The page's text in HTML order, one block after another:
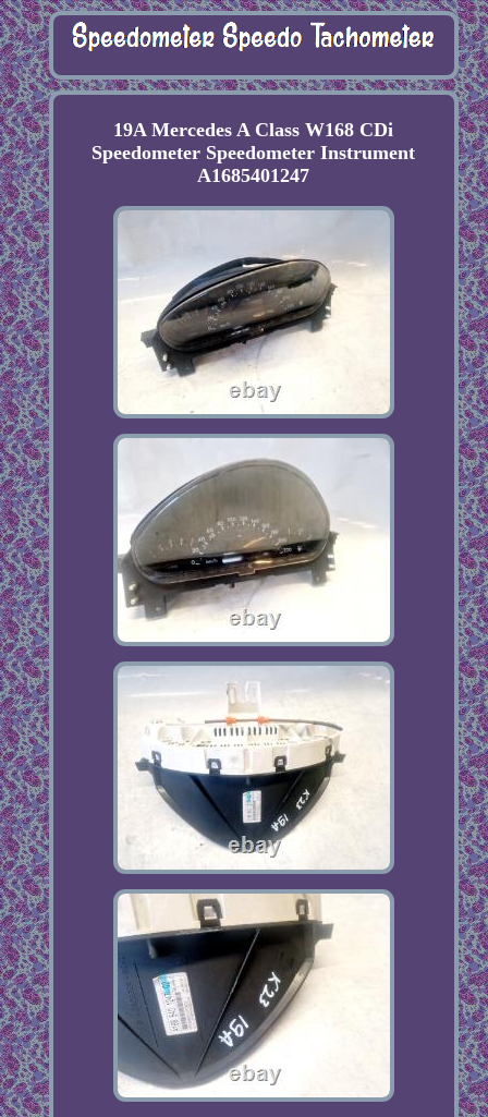
19A Mercedes A Class W168 CDi
Speedometer Speedometer Instrument
A1685401247